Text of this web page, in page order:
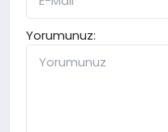
Yorumunuz: